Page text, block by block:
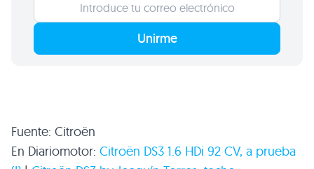
Unirme
Fuente: Citroën
En Diariomotor: Citroën DS3 1.6 HDi 92 CV, a prueba